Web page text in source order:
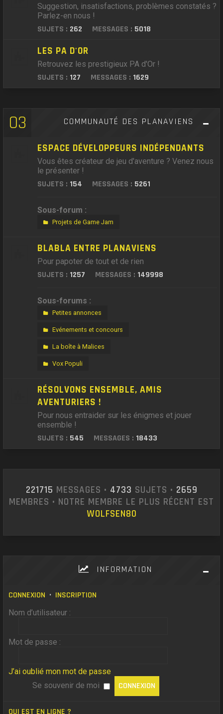
Suggestion, insatisfactions, problèmes constatés ?
Parlez-en nous !
SUJETS : 262 MESSAGES : 5018
LES PA D'OR
Retrouvez les prestigieux PA d'Or !
SUJETS : 127 MESSAGES : 1629
03 COMMUNAUTÉ DES PLANAVIENS
ESPACE DÉVELOPPEURS INDÉPENDANTS
Vous êtes créateur de jeu d'aventure ? Venez nous
le présenter !
SUJETS : 154 MESSAGES : 5261
Sous-forum :
Projets de Game Jam
BLABLA ENTRE PLANAVIENS
Pour papoter de tout et de rien
SUJETS : 1257 MESSAGES : 149998
Sous-forums :
Petites annonces
Evénements et concours
La boîte à Malices
Vox Populi
RÉSOLVONS ENSEMBLE, AMIS
AVENTURIERS !
Pour nous entraider sur les énigmes et jouer
ensemble !
SUJETS : 545 MESSAGES : 18433
221715 MESSAGES • 4733 SUJETS • 2659
MEMBRES • NOTRE MEMBRE LE PLUS RÉCENT EST
WOLFSEN80
INFORMATION
CONNEXION • INSCRIPTION
Nom d’utilisateur :
Mot de passe :
J’ai oublié mon mot de passe
Se souvenir de moi
QUI EST EN LIGNE ?